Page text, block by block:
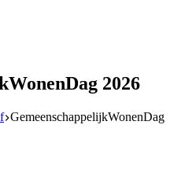
2026
GemeenschappelijkWonenDag